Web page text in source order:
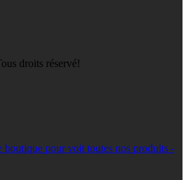
droits réservé!
boutique pour voit toutes nos produits -